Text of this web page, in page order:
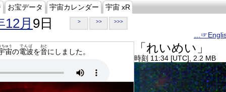
お宝データ 宇宙カレンダー 宇宙 xR
12月 9日 > >> >>>
宙
ちゅう
の電波
でんぱ
を音
おと
にしました。 「れいめい」
時刻 11:34 [UTC], 2.2 MB